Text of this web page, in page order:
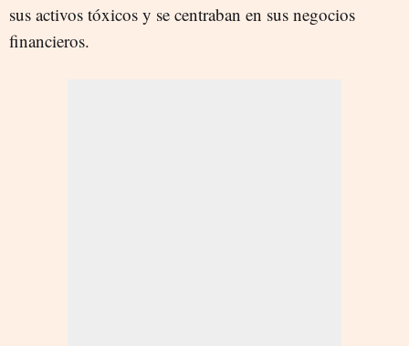
sus activos tóxicos y se centraban en sus negocios
financieros.